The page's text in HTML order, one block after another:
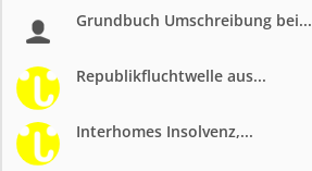
Grundbuch Umschreibung bei...
Republikfluchtwelle aus...
Interhomes Insolvenz,...